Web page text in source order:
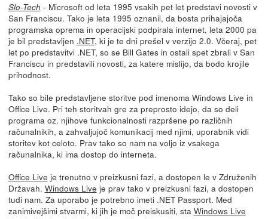
Slo-Tech - Microsoft od leta 1995 vsakih pet let predstavi novosti v
San Franciscu. Tako je leta 1995 oznanil, da bosta prihajajoča
programska oprema in operacijski podpirala internet, leta 2000 pa
je bil predstavljen .NET, ki je te dni prešel v verzijo 2.0. Včeraj, pet
let po predstavitvi .NET, so se Bill Gates in ostali spet zbrali v San
Franciscu in predstavili novosti, za katere mislijo, da bodo krojile
prihodnost.
Tako so bile predstavljene storitve pod imenoma Windows Live in
Office Live. Pri teh storitvah gre za preprosto idejo, da so deli
programa oz. njihove funkcionalnosti razpršene po različnih
računalnikih, a zahvaljujoč komunikacij med njimi, uporabnik vidi
storitev kot celoto. Prav tako so nam na voljo iz vsakega
računalnika, ki ima dostop do interneta.
Office Live je trenutno v preizkusni fazi, a dostopen le v Združenih
Državah. Windows Live je prav tako v preizkusni fazi, a dostopen
tudi nam. Za uporabo je potrebno imeti .NET Passport. Med
zanimivejšimi stvarmi, ki jih je moč preiskusiti, sta Windows Live